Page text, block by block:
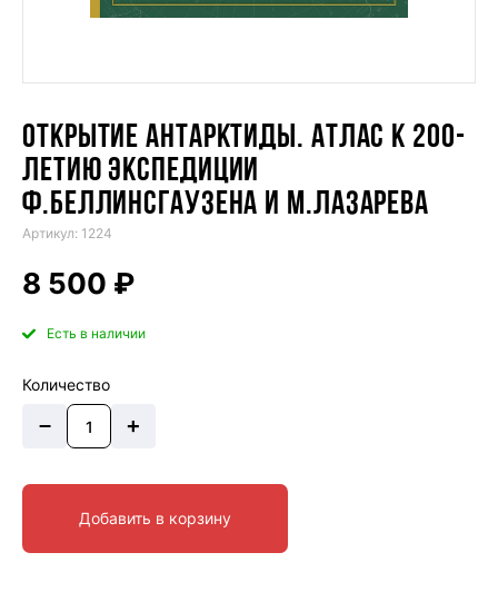
ОТКРЫТИЕ АНТАРКТИДЫ. АТЛАС К 200-
ЛЕТИЮ ЭКСПЕДИЦИИ
Ф.БЕЛЛИНСГАУЗЕНА И М.ЛАЗАРЕВА
Артикул: 1224
8 500 ₽
Есть в наличии
Количество
– +
Добавить в корзину